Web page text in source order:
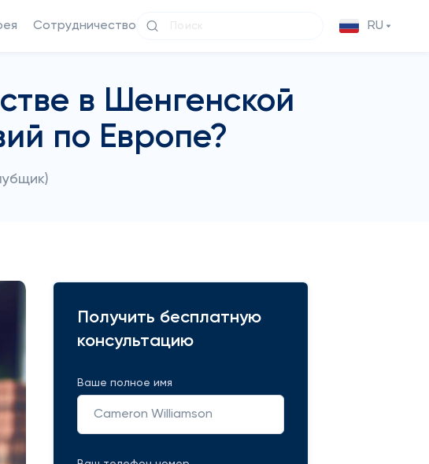
Сотрудничество RU
в Шенгенской
по Европе?
Получить бесплатную
консультацию
Ваше полное имя